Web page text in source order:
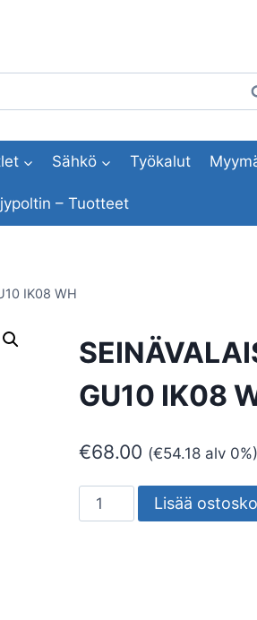
Sähkö Työkalut
– Tuotteet
IK08 WH
GU10 IK08
€68.00 (€54.18alv 0%)
SEINÄVALAISIN
ULKO
Lisää